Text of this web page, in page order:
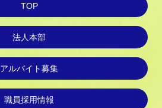
TOP
法人本部
アルバイト募集
職員採用情報